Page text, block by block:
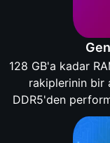
128 GB'a kadar
rakiplerinin bir
DDR5'den